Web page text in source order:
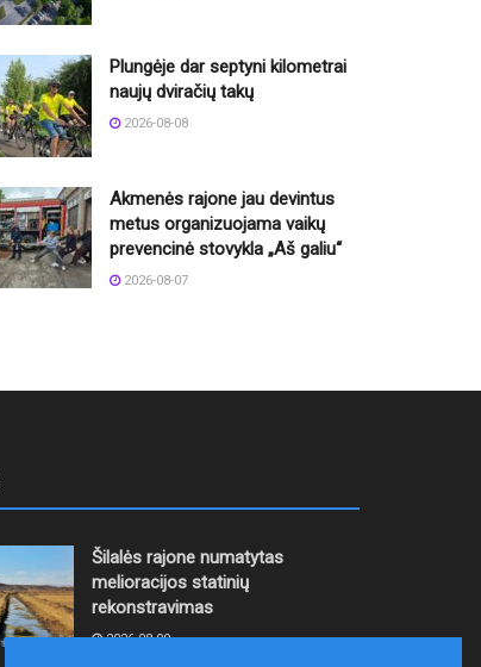
Plungėje dar septyni kilometrai
naujų dviračių takų
2026-08-08
Akmenės rajone jau devintus
metus organizuojama vaikų
prevencinė stovykla „Aš galiu“
2026-08-07
Šilalės rajone numatytas
melioracijos statinių
rekonstravimas
2026-08-09